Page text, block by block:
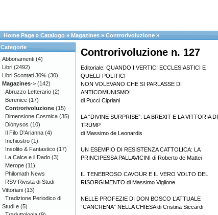
Home Page » Catalogo » Magazines » Controrivoluzione »
Controrivoluzione n. 127
Editoriale: QUANDO I VERTICI ECCLESIASTICI E
QUELLI POLITICI
NON VOLEVANO CHE SI PARLASSE DI
ANTICOMUNISMO!
di Pucci Cipriani
LA “DIVINE SURPRISE”: LA BREXIT E LA VITTORIA DI
TRUMP
di Massimo de Leonardis
UN ESEMPIO DI RESISTENZA CATTOLICA: LA
PRINCIPESSA PALLAVICINI di Roberto de Mattei
IL TENEBROSO CAVOUR E IL VERO VOLTO DEL
RISORGIMENTO di Massimo Viglione
NELLE PROFEZIE DI DON BOSCO L’ATTUALE
“CANCRENA” NELLA CHIESA di Cristina Siccardi
Categorie
Abbonamenti (4)
Libri (2492)
Libri Scontati 30% (30)
Magazines-> (142)
Abruzzo Letterario (2)
Berenice (17)
Controrivoluzione (15)
Dimensione Cosmica (35)
Diònysos (10)
Il Filo D'Arianna (4)
Inchiostro (1)
Insolito & Fantastico (17)
La Calce e il Dado (3)
Merope (11)
Philomath News
RSV Rivista di Studi
Vittoriani (13)
Tradizione Periodico di
Studi e (5)